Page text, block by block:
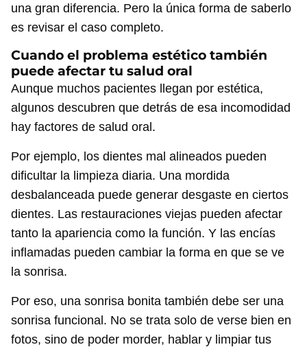
una gran diferencia. Pero la única forma de saberlo
es revisar el caso completo.
Cuando el problema estético también
puede afectar tu salud oral
Aunque muchos pacientes llegan por estética,
algunos descubren que detrás de esa incomodidad
hay factores de salud oral.
Por ejemplo, los dientes mal alineados pueden
dificultar la limpieza diaria. Una mordida
desbalanceada puede generar desgaste en ciertos
dientes. Las restauraciones viejas pueden afectar
tanto la apariencia como la función. Y las encías
inflamadas pueden cambiar la forma en que se ve
la sonrisa.
Por eso, una sonrisa bonita también debe ser una
sonrisa funcional. No se trata solo de verse bien en
fotos, sino de poder morder, hablar y limpiar tus